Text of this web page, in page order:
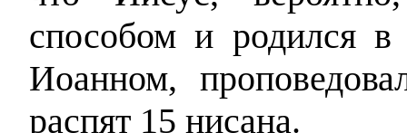
способом и родился
Иоанном,
распят 15 нисана.